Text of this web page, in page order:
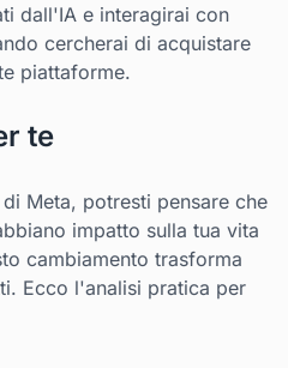
dall'IA e interagirai con
cercherai di acquistare
piattaforme.
te
Meta, potresti pensare che
impatto sulla tua vita
cambiamento trasforma
Ecco l'analisi pratica per